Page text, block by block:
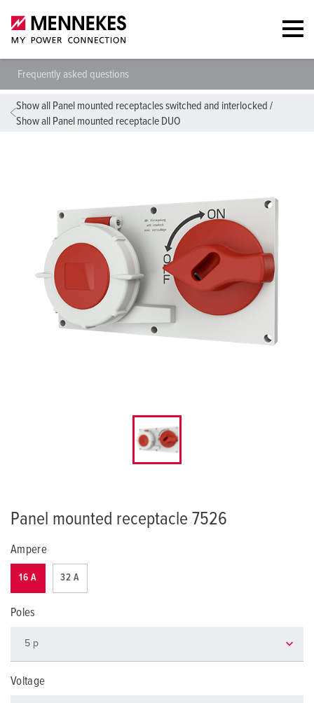
Frequently asked questions
Show all Panel mounted receptacles switched and interlocked /
Show all Panel mounted receptacle DUO
Panel mounted receptacle 7526
Ampere
16 A 32 A
Poles
Voltage